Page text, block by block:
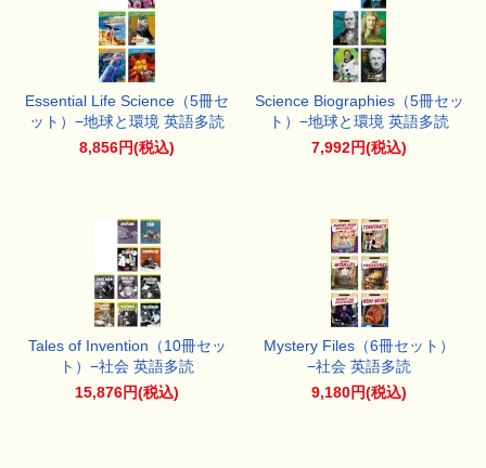
Essential Life Science（5冊セ
ット）−地球と環境 英語多読
8,856円(税込)
Science Biographies（5冊セッ
ト）−地球と環境 英語多読
7,992円(税込)
Tales of Invention（10冊セッ
ト）−社会 英語多読
15,876円(税込)
Mystery Files（6冊セット）
−社会 英語多読
9,180円(税込)